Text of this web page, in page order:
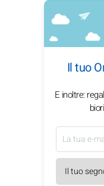
Il tuo
E inoltre: